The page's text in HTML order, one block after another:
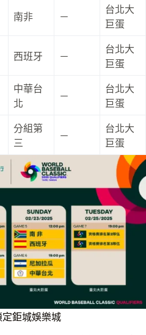
南非 －
台北大
巨蛋
西班牙 －
台北大
巨蛋
中華台
北
－
台北大
巨蛋
分組第
三
－
台北大
巨蛋
鉅城娛樂城